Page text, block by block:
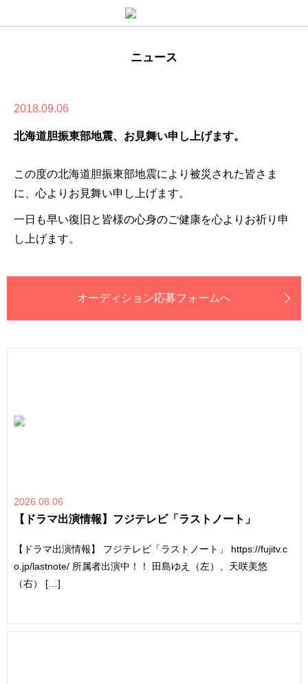
ニュース
2018.09.06
北海道胆振東部地震、お見舞い申し上げます。
この度の北海道胆振東部地震により被災された皆さま
に、心よりお見舞い申し上げます。
一日も早い復旧と皆様の心身のご健康を心よりお祈り申
し上げます。
オーディション応募フォームへ
2026.08.06
【ドラマ出演情報】フジテレビ「ラストノート」
【ドラマ出演情報】 フジテレビ「ラストノート」 https://fujitv.c
o.jp/lastnote/ 所属者出演中！！ 田島ゆえ（左）、天咲美悠
（右） […]